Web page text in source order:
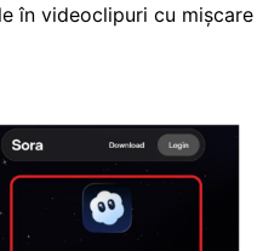
în videoclipuri cu mișcare